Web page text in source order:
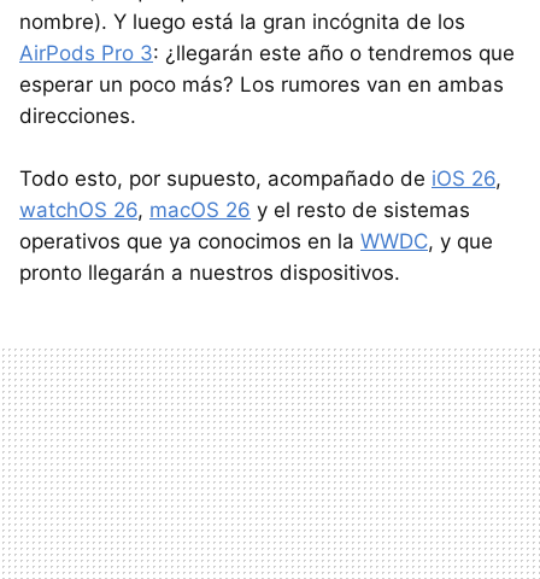
nombre). Y luego está la gran incógnita de los
AirPods Pro 3: ¿llegarán este año o tendremos que
esperar un poco más? Los rumores van en ambas
direcciones.
Todo esto, por supuesto, acompañado de iOS 26,
watchOS 26, macOS 26 y el resto de sistemas
operativos que ya conocimos en la WWDC, y que
pronto llegarán a nuestros dispositivos.